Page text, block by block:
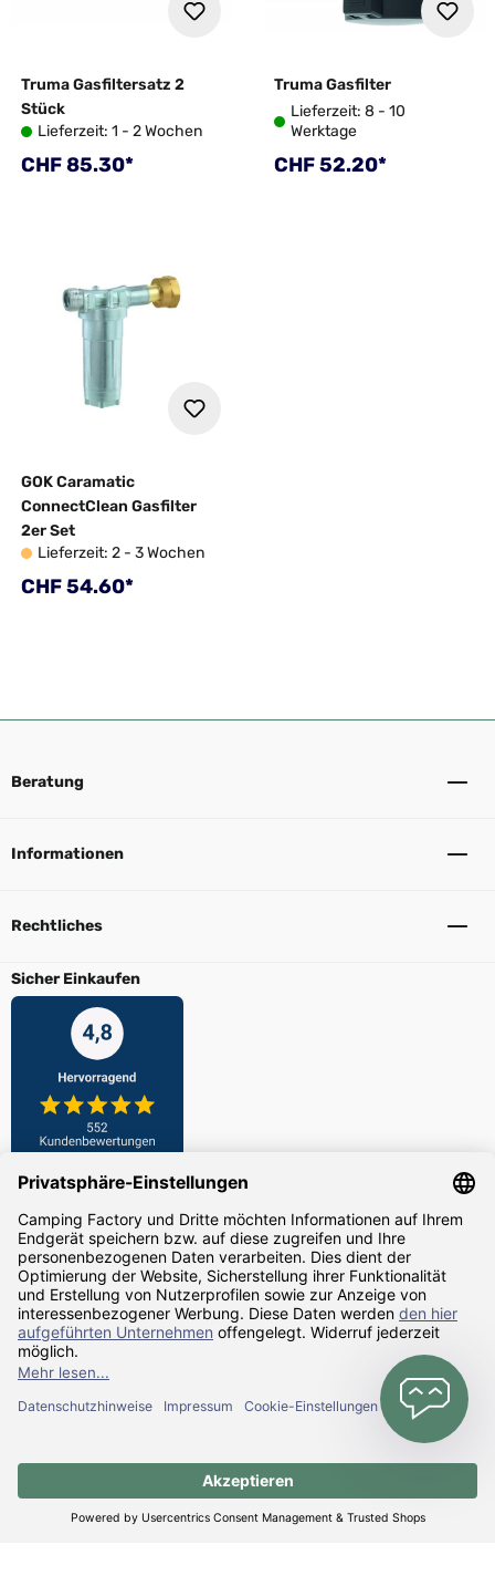
Truma Gasfiltersatz 2
Stück
Lieferzeit: 1 - 2 Wochen
Regulärer Preis:
CHF 85.30*
Truma Gasfilter
Lieferzeit: 8 - 10
Werktage
Regulärer Preis:
CHF 52.20*
GOK Caramatic
ConnectClean Gasfilter
2er Set
Lieferzeit: 2 - 3 Wochen
Regulärer Preis:
CHF 54.60*
Beratung
Informationen
Rechtliches
Sicher Einkaufen
Zahlarten
Versandarten
Alle Preise inkl. gesetzl. Mehrwertsteuer zzgl.Versandkostenund ggf.